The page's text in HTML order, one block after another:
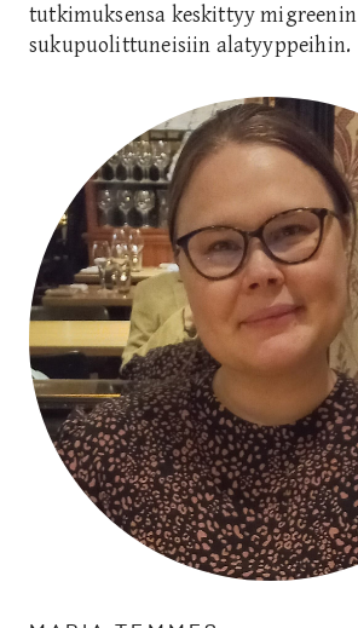
tutkimuksensa keskittyy migreenin
sukupuolittuneisiin alatyyppeihin.